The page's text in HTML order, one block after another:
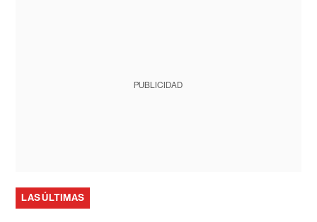
PUBLICIDAD
LAS ÚLTIMAS